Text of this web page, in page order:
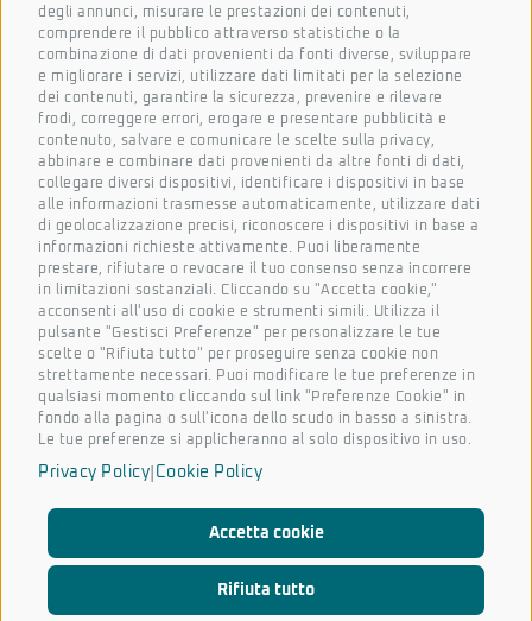
degli annunci, misurare le prestazioni dei contenuti,
comprendere il pubblico attraverso statistiche o la
combinazione di dati provenienti da fonti diverse, sviluppare
e migliorare i servizi, utilizzare dati limitati per la selezione
dei contenuti, garantire la sicurezza, prevenire e rilevare
frodi, correggere errori, erogare e presentare pubblicità e
contenuto, salvare e comunicare le scelte sulla privacy,
abbinare e combinare dati provenienti da altre fonti di dati,
collegare diversi dispositivi, identificare i dispositivi in base
alle informazioni trasmesse automaticamente, utilizzare dati
di geolocalizzazione precisi, riconoscere i dispositivi in base a
informazioni richieste attivamente. Puoi liberamente
prestare, rifiutare o revocare il tuo consenso senza incorrere
in limitazioni sostanziali. Cliccando su "Accetta cookie,"
acconsenti all'uso di cookie e strumenti simili. Utilizza il
pulsante "Gestisci Preferenze" per personalizzare le tue
scelte o "Rifiuta tutto" per proseguire senza cookie non
strettamente necessari. Puoi modificare le tue preferenze in
qualsiasi momento cliccando sul link "Preferenze Cookie" in
fondo alla pagina o sull'icona dello scudo in basso a sinistra.
Le tue preferenze si applicheranno al solo dispositivo in uso.
Privacy Policy Cookie Policy
Accetta cookie
Rifiuta tutto
Nome
Cognome
Email
Azienda
Accetto le condizioni generali e di ricevere le newsletter *
©2026 MP-HT S.r.l. | P.IVA 04694290281 |